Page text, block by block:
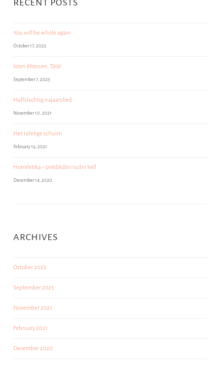
RECENT POSTS
You will be whole again
October 17, 2023
Isten éltessen, Tátá!
September 7, 2023
Halfslachtig najaarslied
November 10, 2021
Het rafelige schuim
February 19, 2021
Homiletika – prédikálni tudni kell
December 14, 2020
ARCHIVES
October 2023
September 2023
November 2021
February 2021
December 2020